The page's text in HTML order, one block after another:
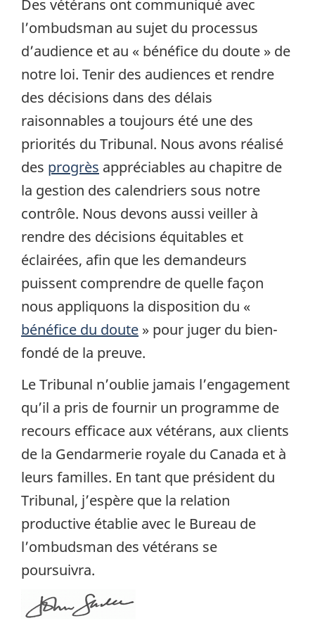
Des vétérans ont communiqué avec
l’ombudsman au sujet du processus
d’audience et au « bénéfice du doute » de
notre loi. Tenir des audiences et rendre
des décisions dans des délais
raisonnables a toujours été une des
priorités du Tribunal. Nous avons réalisé
des progrès appréciables au chapitre de
la gestion des calendriers sous notre
contrôle. Nous devons aussi veiller à
rendre des décisions équitables et
éclairées, afin que les demandeurs
puissent comprendre de quelle façon
nous appliquons la disposition du «
bénéfice du doute » pour juger du bien-
fondé de la preuve.
Le Tribunal n’oublie jamais l’engagement
qu’il a pris de fournir un programme de
recours efficace aux vétérans, aux clients
de la Gendarmerie royale du Canada et à
leurs familles. En tant que président du
Tribunal, j’espère que la relation
productive établie avec le Bureau de
l’ombudsman des vétérans se
poursuivra.